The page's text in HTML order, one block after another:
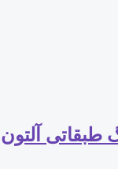
( 135